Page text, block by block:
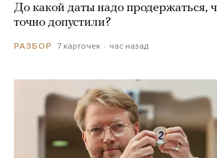
До какой даты надо продержаться,
точно допустили?
РАЗБОР 7 карточек час назад